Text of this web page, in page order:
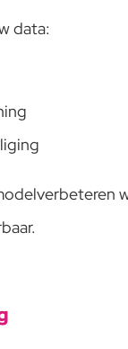
data: